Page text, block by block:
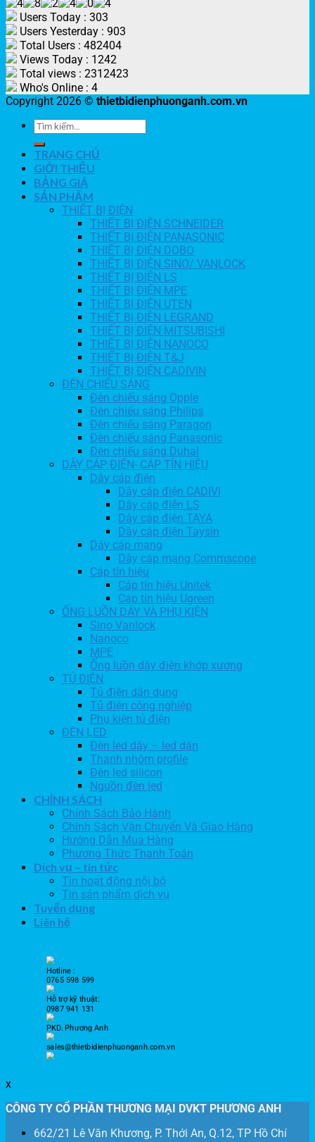
Users Today : 303
Users Yesterday : 903
Total Users : 482404
Views Today : 1242
Total views : 2312423
Who's Online : 4
Copyright 2026 © thietbidienphuonganh.com.vn
TRANG CHỦ
GIỚI THIỆU
BẢNG GIÁ
SẢN PHẨM
THIẾT BỊ ĐIỆN
THIẾT BỊ ĐIỆN SCHNEIDER
THIẾT BỊ ĐIỆN PANASONIC
THIẾT BỊ ĐIỆN DOBO
THIẾT BỊ ĐIỆN SINO/ VANLOCK
THIẾT BỊ ĐIỆN LS
THIẾT BỊ ĐIỆN MPE
THIẾT BỊ ĐIỆN UTEN
THIẾT BỊ ĐIỆN LEGRAND
THIẾT BỊ ĐIỆN MITSUBISHI
THIẾT BỊ ĐIỆN NANOCO
THIẾT BỊ ĐIỆN T&J
THIẾT BỊ ĐIỆN CADIVIN
ĐÈN CHIẾU SÁNG
Đèn chiếu sáng Opple
Đèn chiếu sáng Philips
Đèn chiếu sáng Paragon
Đèn chiếu sáng Panasonic
Đèn chiếu sáng Duhal
DÂY CÁP ĐIỆN- CÁP TÍN HIỆU
Dây cáp điện
Dây cáp điện CADIVI
Dây cáp điện LS
Dây cáp điện TAYA
Dây cáp điện Taysin
Dây cáp mạng
Dây cáp mạng Commscope
Cáp tín hiệu
Cáp tín hiệu Unitek
Cáp tín hiệu Ugreen
ỐNG LUỒN DÂY VÀ PHỤ KIỆN
Sino Vanlock
Nanoco
MPE
Ống luồn dây điện khớp xương
TỦ ĐIỆN
Tủ điện dân dụng
Tủ điện công nghiệp
Phụ kiện tủ điện
ĐÈN LED
Đèn led dây – led dán
Thanh nhôm profile
Đèn led silicon
Nguồn đèn led
CHÍNH SÁCH
Chính Sách Bảo Hành
Chính Sách Vận Chuyển Và Giao Hàng
Hướng Dẫn Mua Hàng
Phương Thức Thanh Toán
Dịch vụ – tin tức
Tin hoạt động nội bộ
Tin sản phẩm dịch vụ
Tuyển dụng
Liên hệ
Hotline :
0765 598 599
Hỗ trợ kỹ thuật:
0987 941 131
PKD. Phương Anh
sales@thietbidienphuonganh.com.vn
x
CÔNG TY CỔ PHẦN THƯƠNG MẠI DVKT PHƯƠNG ANH
662/21 Lê Văn Khương, P. Thới An, Q.12, TP Hồ Chí